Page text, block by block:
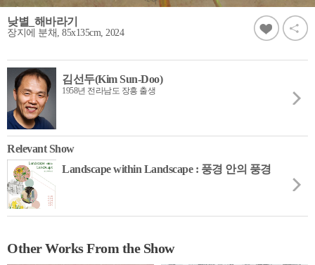
낮별_해바라기
장지에 분채, 85x135cm, 2024
김선두(Kim Sun-Doo)
1958년 전라남도 장흥 출생
Relevant Show
Landscape within Landscape : 풍경 안의 풍경
Other Works From the Show